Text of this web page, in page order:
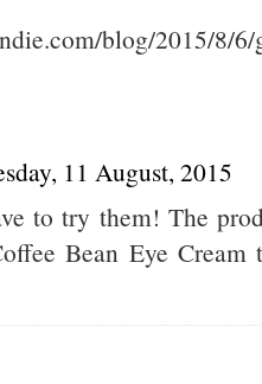
blog/2015/8/6/
11 August, 2015
to try them! The
Bean Eye